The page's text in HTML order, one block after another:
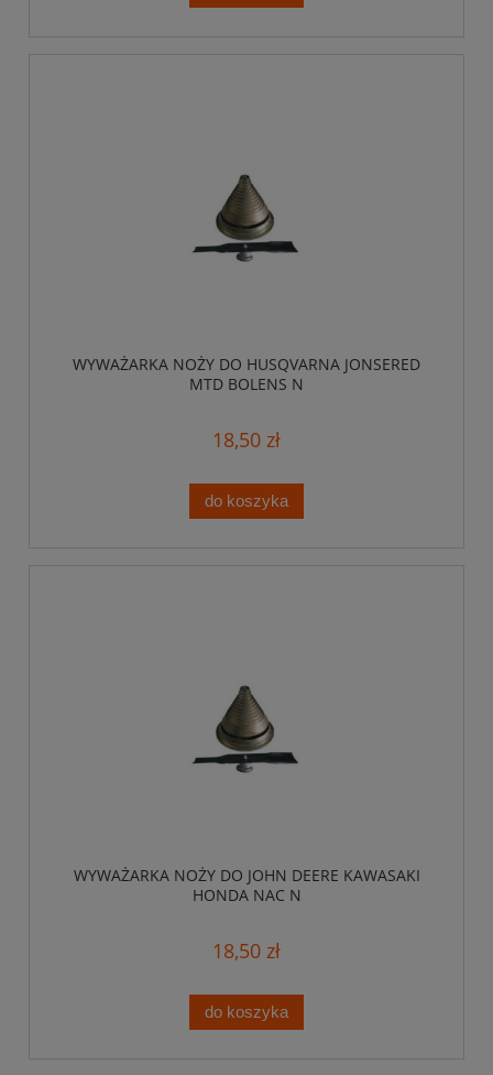
WYWAŻARKA NOŻY DO HUSQVARNA JONSERED
MTD BOLENS N
18,50 zł
do koszyka
WYWAŻARKA NOŻY DO JOHN DEERE KAWASAKI
HONDA NAC N
18,50 zł
do koszyka